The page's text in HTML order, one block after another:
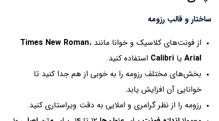
ساختار و قالب رزومه
از فونت‌های کلاسیک و خوانا مانند Times New Roman،
Arial یا Calibri استفاده کنید.
بخش‌های مختلف رزومه را به خوبی از هم جدا کنید تا
خوانایی آن افزایش یابد.
رزومه را از نظر گرامری و املایی به دقت ویراستاری کنید.